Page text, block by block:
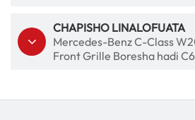
CHAPISHO LINALOFUATA
Mercedes-Benz C-Class
Front Grille Boresha hadi